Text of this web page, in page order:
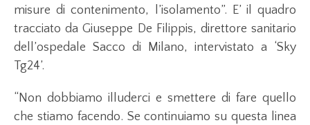
misure di contenimento, l’isolamento”. E’ il quadro
tracciato da Giuseppe De Filippis, direttore sanitario
dell’ospedale Sacco di Milano, intervistato a ‘Sky
Tg24’.
“Non dobbiamo illuderci e smettere di fare quello
che stiamo facendo. Se continuiamo su questa linea